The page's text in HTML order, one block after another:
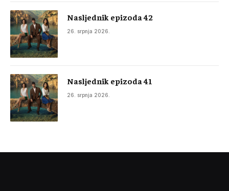
Nasljednik epizoda 42
26. srpnja 2026.
Nasljednik epizoda 41
26. srpnja 2026.